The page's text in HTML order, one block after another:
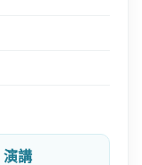
演講